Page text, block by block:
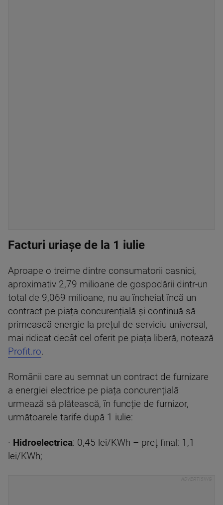
Facturi uriașe de la 1 iulie
Aproape o treime dintre consumatorii casnici,
aproximativ 2,79 milioane de gospodării dintr-un
total de 9,069 milioane, nu au încheiat încă un
contract pe piața concurențială și continuă să
primească energie la prețul de serviciu universal,
mai ridicat decât cel oferit pe piața liberă, notează
Profit.ro.
Românii care au semnat un contract de furnizare
a energiei electrice pe piața concurențială
urmează să plătească, în funcție de furnizor,
următoarele tarife după 1 iulie:
· Hidroelectrica: 0,45 lei/KWh – preț final: 1,1
lei/KWh;